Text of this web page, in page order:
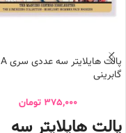
پالت هایلایتر سه عددی سری A
گابرینی
375,000 تومان
پالت هایلایتر سه